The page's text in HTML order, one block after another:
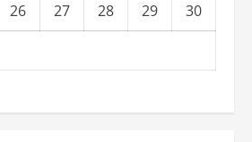
26 27 28 29
30